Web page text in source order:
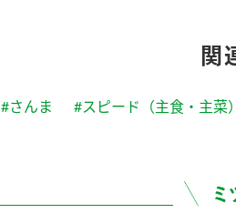
関
#さんま #スピード（主食・主菜）